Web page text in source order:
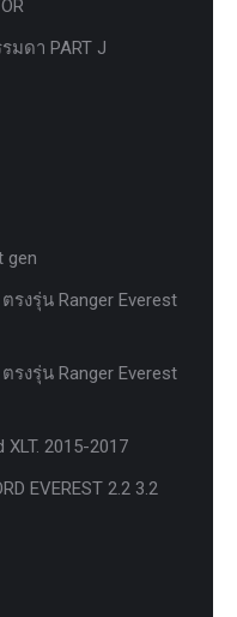
มดา PART J
gen
งรุ่น Ranger Everest
งรุ่น Ranger Everest
2015-2017
EVEREST 2.2 3.2